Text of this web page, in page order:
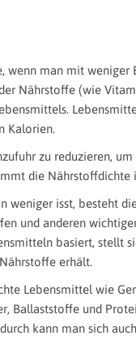
man mit weniger
Nährstoffe (wie
Kalorien.
zu reduzieren,
die Nährstoffdichte
weniger isst, besteht
und anderen
basiert, stellt
erhält.
Lebensmittel wie
Ballaststoffe und
kann man sich